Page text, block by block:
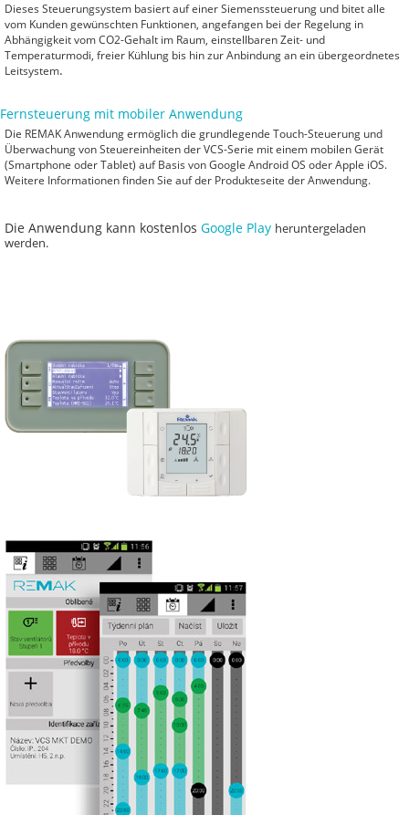
Dieses Steuerungsystem basiert auf einer Siemenssteuerung und bitet alle
vom Kunden gewünschten Funktionen, angefangen bei der Regelung in
Abhängigkeit vom CO2-Gehalt im Raum, einstellbaren Zeit- und
Temperaturmodi, freier Kühlung bis hin zur Anbindung an ein übergeordnetes
Leitsystem.
Fernsteuerung mit mobiler Anwendung
Die REMAK Anwendung ermöglich die grundlegende Touch-Steuerung und
Überwachung von Steuereinheiten der VCS-Serie mit einem mobilen Gerät
(Smartphone oder Tablet) auf Basis von Google Android OS oder Apple iOS.
Weitere Informationen finden Sie auf der Produkteseite der Anwendung.
Die Anwendung kann kostenlos Google Play heruntergeladen
werden.